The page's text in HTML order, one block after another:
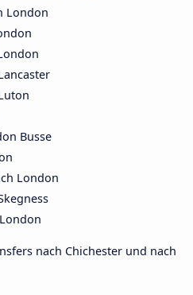
London
Busse
London
nach Chichester und nach